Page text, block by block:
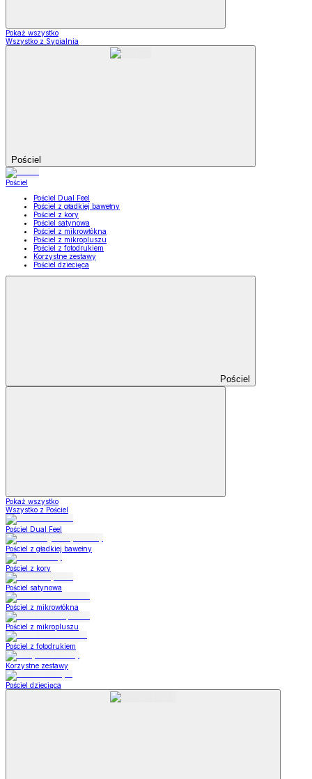
Pokaż wszystko
Wszystko z Sypialnia
Pościel
Pościel
Pościel Dual Feel
Pościel z gładkiej bawełny
Pościel z kory
Pościel satynowa
Pościel z mikrowłókna
Pościel z mikropluszu
Pościel z fotodrukiem
Korzystne zestawy
Pościel dziecięca
Pościel
Pokaż wszystko
Wszystko z Pościel
Pościel Dual Feel
Pościel z gładkiej bawełny
Pościel z kory
Pościel satynowa
Pościel z mikrowłókna
Pościel z mikropluszu
Pościel z fotodrukiem
Korzystne zestawy
Pościel dziecięca